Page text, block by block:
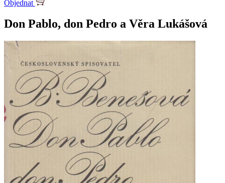
Objednat
Don Pablo, don Pedro a Věra Lukášová